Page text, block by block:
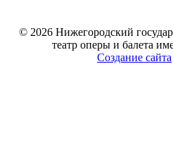
© 2026 Нижегородский
театр оперы и балета
Создание сайта